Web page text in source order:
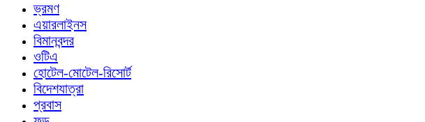
ভ্রমণ
এয়ারলাইনস
বিমানবন্দর
ওটিএ
হোটেল-মোটেল-রিসোর্ট
বিদেশযাত্রা
প্রবাস